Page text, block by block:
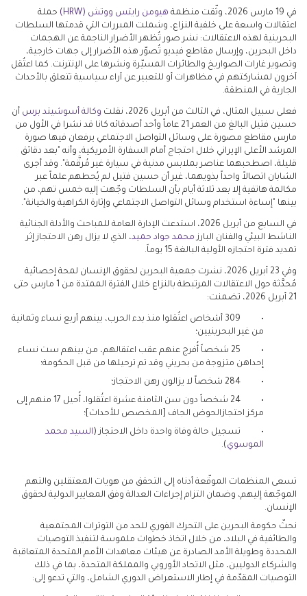
في 19 مارس 2026، وثّقت منظمة هيومن رايتس ووتش (HRW)
حملة
اعتقالات واسعة على خلفية النزاع، وشملت المبررات التي قدمتها السلطات
البحرينية لهذه الاعتقالات: نشر صور تُظهر الأضرار الناجمة عن الهجمات
داخل البحرين، وإرسال مقاطع فيديو تُصوّر هذه الأضرار إلى جهات خارجية،
وتصوير غارات الصواريخ والطائرات المسيّرة ونشرها على الإنترنت. كما اعتُقل
آخرون لمشاركتهم في مظاهرات أو للتعبير عن آراء سياسية تتعلق بالأحداث
الجارية في المنطقة.
فعلى سبيل المثال، في الثالث من أبريل 2026، نقلت وكالة أسوشيتد برس أن
حسين فتيل البالغ من العمر 21 عاماً وأحد أصدقائه كانا قد نشرا في الأول من
مارس مقاطع مصورة على وسائل التواصل الاجتماعي يرفعان فيها صورة
المرشد الأعلى الإيراني خلال احتجاج أمام السفارة الأمريكية، وأنه "بعد دقائق
قليلة، اصطحبهما عناصر بملابس مدنية في سيارة غير مُرقَّمة". وقد أجرى
الشابان اتصالاً واحداً بذويهما، غير أن حسين فتيل لم يُحطهم علماً عبر
مكالمة هاتفية إلا بعد ثلاثة أيام بأن السلطات وجّهت إليه خمس تهم، من
بينها "إساءة استخدام وسائل التواصل الاجتماعي وإثارة الكراهية والخيانة".
في السابع من أبريل 2026، استدعت الإدارة العامة للمباحث والأدلة الجنائية
الناشط البيئي والفنان البارزمحمد جواد حميد، الذي لا يزال رهن الاحتجاز إثر
تمديد فترة احتجازه الأولية البالغة 15 يوماً.
وفي 23 أبريل 2026، نشرت جمعية البحرين لحقوق الإنسان لمحة إحصائية
مُحدَّثة حول الاعتقالات المرتبطة بالنزاع خلال الفترة الممتدة من 1 مارس حتى
21 أبريل 2026، تضمنت:
• 309 أشخاص اعتُقلوا منذ بدء الحرب، بينهم أربع نساء وثمانية
من غير البحرينيين؛
• 25 شخصاً أُفرج عنهم عقب اعتقالهم، من بينهم ست نساء
إحداهن متزوجة من بحريني وقد تم ترحيلها من قبل الحكومة؛
• 284 شخصاً لا يزالون رهن الاحتجاز؛
• 24 شخصاً دون سن الثامنة عشرة اعتُقلوا، أُحيل 17 منهم إلى
مركز احتجازالحوض الجاف [المخصص للأحداث]؛
• تسجيل حالة وفاة واحدة داخل الاحتجاز (السيد محمد
الموسوي).
تسعى المنظمات الموقّعة أدناه إلى التحقق من هويات المعتقلين والتهم
الموجّهة إليهم، وضمان التزام إجراءات العدالة وفق المعايير الدولية لحقوق
الإنسان.
نحثّ حكومة البحرين على التحرك الفوري للحد من التوترات المجتمعية
والطائفية في البلاد، من خلال اتخاذ خطوات ملموسة لتنفيذ التوصيات
المحددة وطويلة الأمد الصادرة عن هيئات معاهدات الأمم المتحدة المتعاقبة
والشركاء الدوليين، مثل الاتحاد الأوروبي والمملكة المتحدة، بما في ذلك
التوصيات المقدّمة في إطار الاستعراض الدوري الشامل، والتي تدعو إلى: